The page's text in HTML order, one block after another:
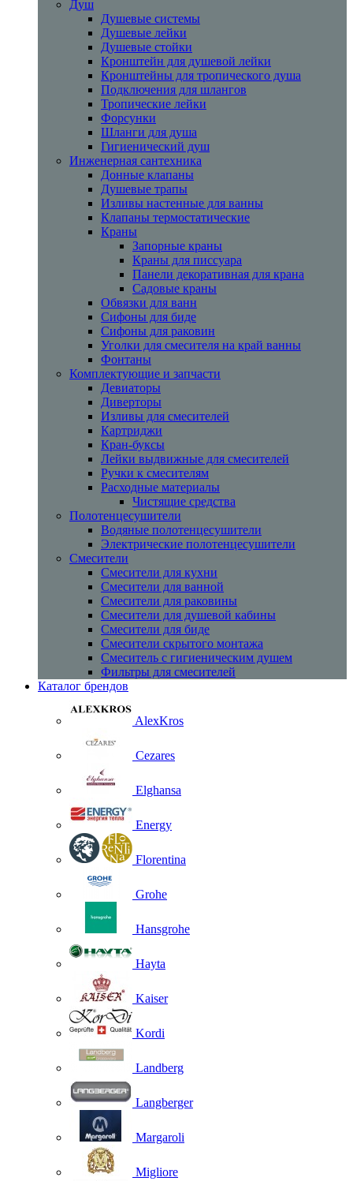
Душ
Душевые системы
Душевые лейки
Душевые стойки
Кронштейн для душевой лейки
Кронштейны для тропического душа
Подключения для шлангов
Тропические лейки
Форсунки
Шланги для душа
Гигиенический душ
Инженерная сантехника
Донные клапаны
Душевые трапы
Изливы настенные для ванны
Клапаны термостатические
Краны
Запорные краны
Краны для писсуара
Панели декоративная для крана
Садовые краны
Обвязки для ванн
Сифоны для биде
Сифоны для раковин
Уголки для смесителя на край ванны
Фонтаны
Комплектующие и запчасти
Девиаторы
Диверторы
Изливы для смесителей
Картриджи
Кран-буксы
Лейки выдвижные для смесителей
Ручки к смесителям
Расходные материалы
Чистящие средства
Полотенцесушители
Водяные полотенцесушители
Электрические полотенцесушители
Смесители
Смесители для кухни
Смесители для ванной
Смесители для раковины
Смесители для душевой кабины
Смесители для биде
Смесители скрытого монтажа
Смеситель с гигиеническим душем
Фильтры для смесителей
Каталог брендов
AlexKros
Cezares
Elghansa
Energy
Florentina
Grohe
Hansgrohe
Hayta
Kaiser
Kordi
Landberg
Langberger
Margaroli
Migliore